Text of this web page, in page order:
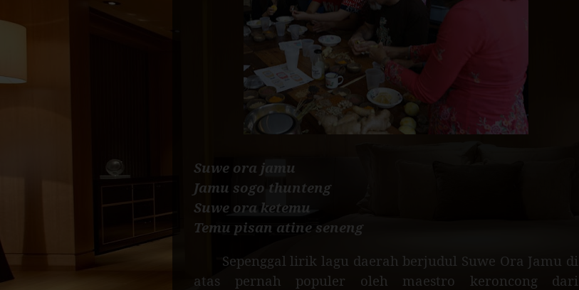
Suwe ora jamu
Jamu sogo thunteng
Suwe ora ketemu
Temu pisan atine seneng
Sepenggal lirik lagu daerah berjudul Suwe Ora Jamu di
atas pernah populer oleh maestro keroncong dari